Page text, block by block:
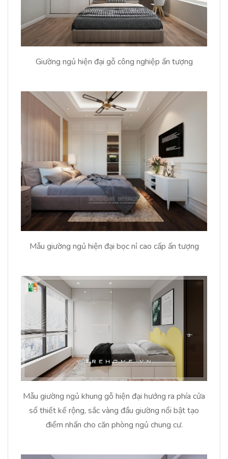
Giường ngủ hiện đại gỗ công nghiệp ấn tượng
Mẫu giường ngủ hiện đại bọc nỉ cao cấp ấn tượng
Mẫu giường ngủ khung gỗ hiện đại hướng ra phía cửa
sổ thiết kế rộng, sắc vàng đầu giường nổi bật tạo
điểm nhấn cho căn phòng ngủ chung cư.